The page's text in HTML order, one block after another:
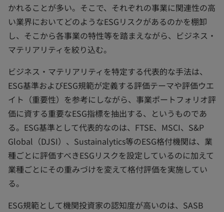
かれることが多い。そこで、それぞれの事業に関連性の高
い業界においてどのようなESGリスクがあるのかを棚卸
し、そこから各事業の特性等を踏まえながら、ビジネス・
マテリアリティを絞り込む。
ビジネス・マテリアリティを特定する代表的な手法は、
ESG基準およびESG規範が定義する評価テーマや評価ウエ
イト（重要性）を参考にしながら、事業ポートフォリオ評
価に資する重要なESG指標を抽出する、というものであ
る。ESG基準として代表的なのは、FTSE、MSCI、S&P
Global（DJSI）、Sustainalytics等のESG格付機関は、業
種ごとに評価すべきESGリスクを設定しているのに加えて
業種ごとにその重みづけを変えて格付評価を実施してい
る。
ESG規範として機関投資家の認知度が高いのは、SASB